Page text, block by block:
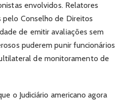
envolvidos. Relatores
pelo Conselho de Direitos
de emitir avaliações sem
puderem punir funcionários
de monitoramento de
o Judiciário americano agora